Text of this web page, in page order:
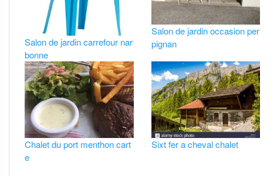
Salon de jardin carrefour nar
bonne
Salon de jardin occasion per
pignan
Chalet du port menthon cart
e
Sixt fer a cheval chalet